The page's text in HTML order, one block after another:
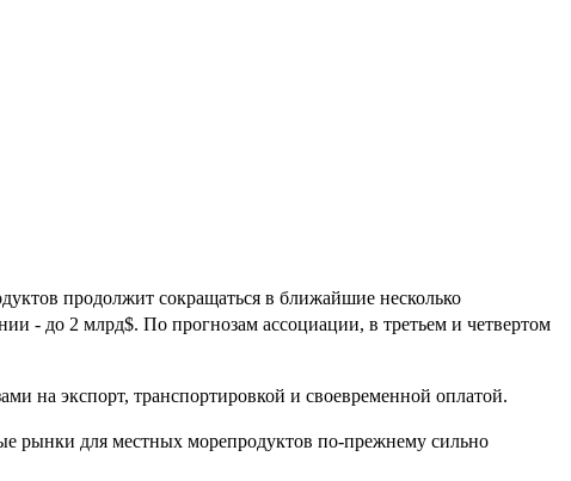
продолжит сокращаться в ближайшие несколько
- до 2 млрд$. По прогнозам ассоциации, в третьем и четвертом
на экспорт, транспортировкой и своевременной оплатой.
рынки для местных морепродуктов по-прежнему сильно